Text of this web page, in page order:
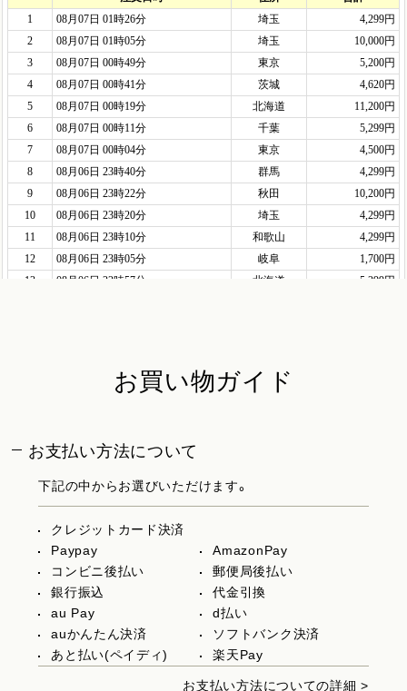
お買い物ガイド
お支払い方法について
下記の中からお選びいただけます。
クレジットカード決済
Paypay
AmazonPay
コンビニ後払い
郵便局後払い
銀行振込
代金引換
au Pay
d払い
auかんたん決済
ソフトバンク決済
あと払い(ペイディ)
楽天Pay
お支払い方法についての詳細 >